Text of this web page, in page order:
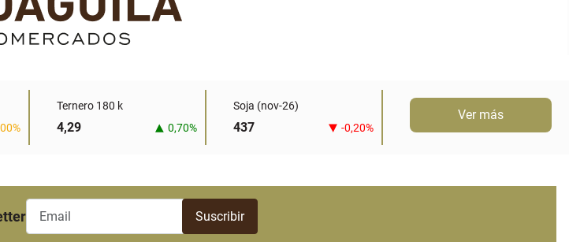
Ternero 180 k
4,29 0,70%
Soja (nov-26)
437 -0,20%
Ver más